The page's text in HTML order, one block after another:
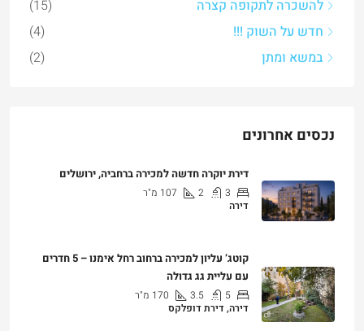
חדש על השוק !!!
(4)
במשא ומתן
(2)
3
2
107 מ"ר
דירה
₪7,500,000
עם עליית גג גדולה
5
3.5
170
דירה, דירת דופלקס
₪5,280,000